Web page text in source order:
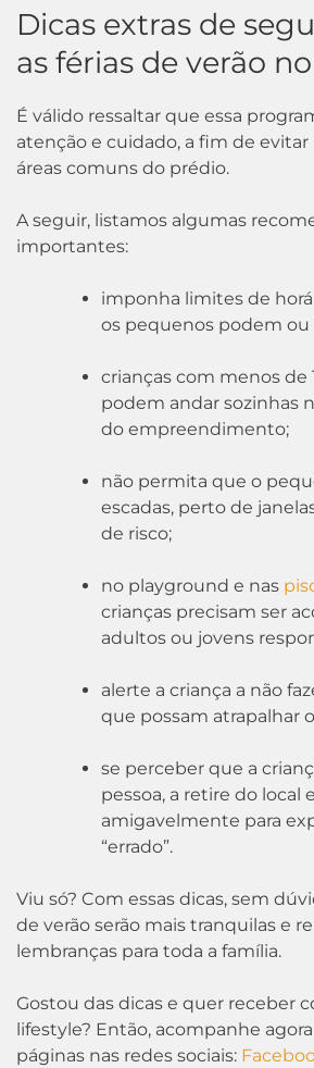
Dicas extras de
as férias de verão
É válido ressaltar que essa
atenção e cuidado, a fim de
áreas comuns do prédio.
A seguir, listamos algumas
importantes:
imponha limites de
os pequenos podem
crianças com menos de
podem andar sozinhas
do empreendimento;
não permita que o
escadas, perto de
de risco;
no playground e nas
crianças precisam ser
adultos ou jovens
alerte a criança a não
que possam atrapalhar
se perceber que a
pessoa, a retire do local
amigavelmente para
“errado”.
Viu só? Com essas dicas, sem
de verão serão mais tranquilas e
lembranças para toda a família.
Gostou das dicas e quer receber
lifestyle? Então, acompanhe
páginas nas redes sociais: